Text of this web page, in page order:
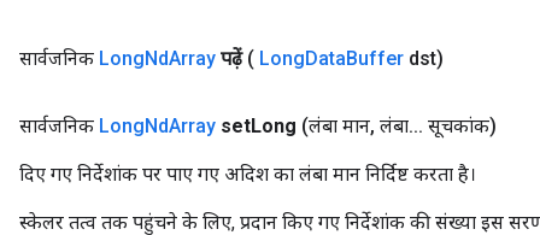
सार्वजनिक LongNdArray पढ़ें ( LongDataBuffer dst)
सार्वजनिक LongNdArray setLong (लंबा मान, लंबा... सूचकांक)
दिए गए निर्देशांक पर पाए गए अदिश का लंबा मान निर्दिष्ट करता है।
स्केलर तत्व तक पहुंचने के लिए, प्रदान किए गए निर्देशांक की संख्या इस